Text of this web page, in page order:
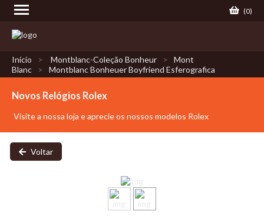
(0)
Início Montblanc-Coleção Bonheur
Mont
Blanc
Montblanc Bonheuer Boyfriend Esferografica
Novos Relógios Rolex
Visite a nossa loja e aprecie os nossos modelos Rolex
Voltar